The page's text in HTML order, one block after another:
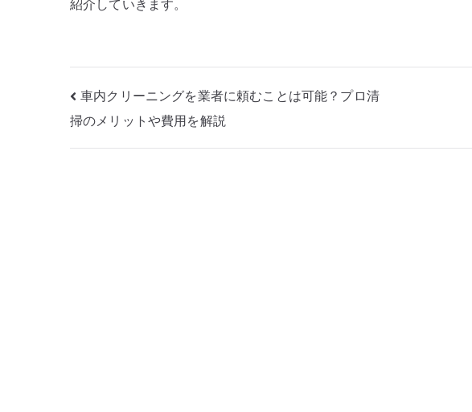
紹介していきます。
投
稿
車内クリーニングを業者に頼むことは可能？プロ清
掃のメリットや費用を解説